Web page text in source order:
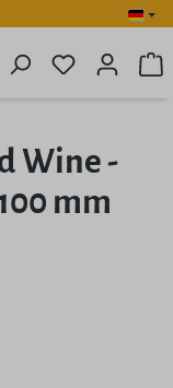
Du hast 0
Wine -
mm